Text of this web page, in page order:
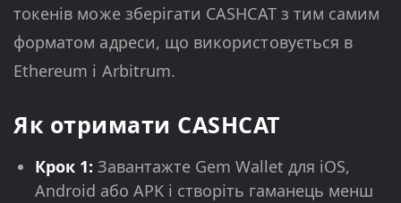
токенів може зберігати CASHCAT з тим самим
форматом адреси, що використовується в
Ethereum і Arbitrum.
Як отримати CASHCAT
Крок 1: Завантажте Gem Wallet для iOS,
Android або APK і створіть гаманець менш